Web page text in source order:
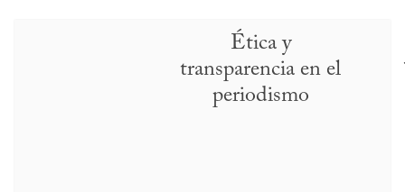
Ética y
transparencia en el
periodismo